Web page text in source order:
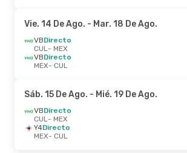
Vie. 14 De Ago. - Mar. 18 De Ago.
VBDirecto
CUL- MEX
VBDirecto
MEX- CUL
Sáb. 15 De Ago. - Mié. 19 De Ago.
VBDirecto
CUL- MEX
Y4Directo
MEX- CUL